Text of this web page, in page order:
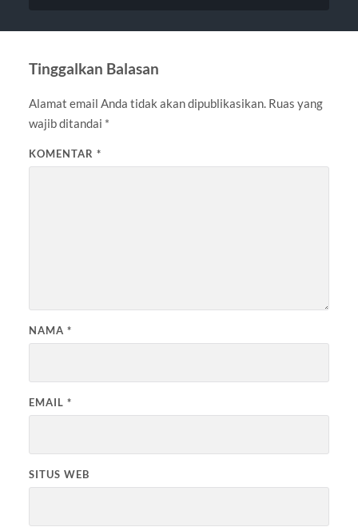
Tinggalkan Balasan
Alamat email Anda tidak akan dipublikasikan. Ruas yang
wajib ditandai *
KOMENTAR *
NAMA *
EMAIL *
SITUS WEB